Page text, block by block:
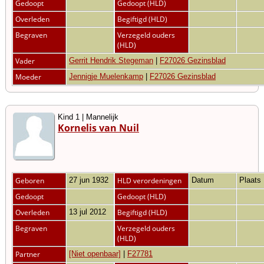
Gedoopt
Gedoopt (HLD)
Overleden
Begiftigd (HLD)
Begraven
Verzegeld ouders
(HLD)
Vader
Gerrit Hendrik Stegeman F27026 Gezinsblad
Moeder Jennigje Muelenkamp F27026 Gezinsblad
Kind 1 | Mannelijk
Kornelis van Nuil
Geboren 27 jun 1932 HLD verordeningen Datum Plaats
Gedoopt
Gedoopt (HLD)
Overleden
13 jul 2012
Begiftigd (HLD)
Begraven
Verzegeld ouders
(HLD)
Partner
[Niet openbaar] F27781